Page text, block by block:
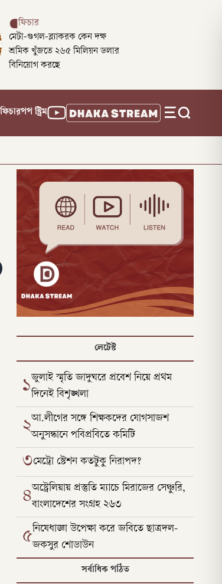
ফিচার
মেটা-গুগল-ব্ল্যাকরক কেন দক্ষ
শ্রমিক খুঁজতে ২৬৫ মিলিয়ন ডলার
বিনিয়োগ করছে
ফিচারপপ স্ট্রিম
লেটেস্ট
১জুলাই স্মৃতি জাদুঘরে প্রবেশ নিয়ে প্রথম
দিনেই বিশৃঙ্খলা
২আ.লীগের সঙ্গে শিক্ষকদের যোগসাজশ
অনুসন্ধানে পবিপ্রবিতে কমিটি
৩মেট্রো স্টেশন কতটুকু নিরাপদ?
৪অস্ট্রেলিয়ায় প্রস্তুতি ম্যাচে মিরাজের সেঞ্চুরি,
বাংলাদেশের সংগ্রহ ২৬৩
৫নিষেধাজ্ঞা উপেক্ষা করে জবিতে ছাত্রদল-
জকসুর শোডাউন
সর্বাধিক পঠিত